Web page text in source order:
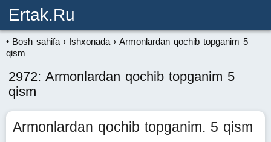
Ertak.ru
Bosh sahifa Ishxonada
Armonlardan qochib topganim 5
qism
2972: Armonlardan qochib topganim 5
qism
Armonlardan qochib topganim. 5 qism